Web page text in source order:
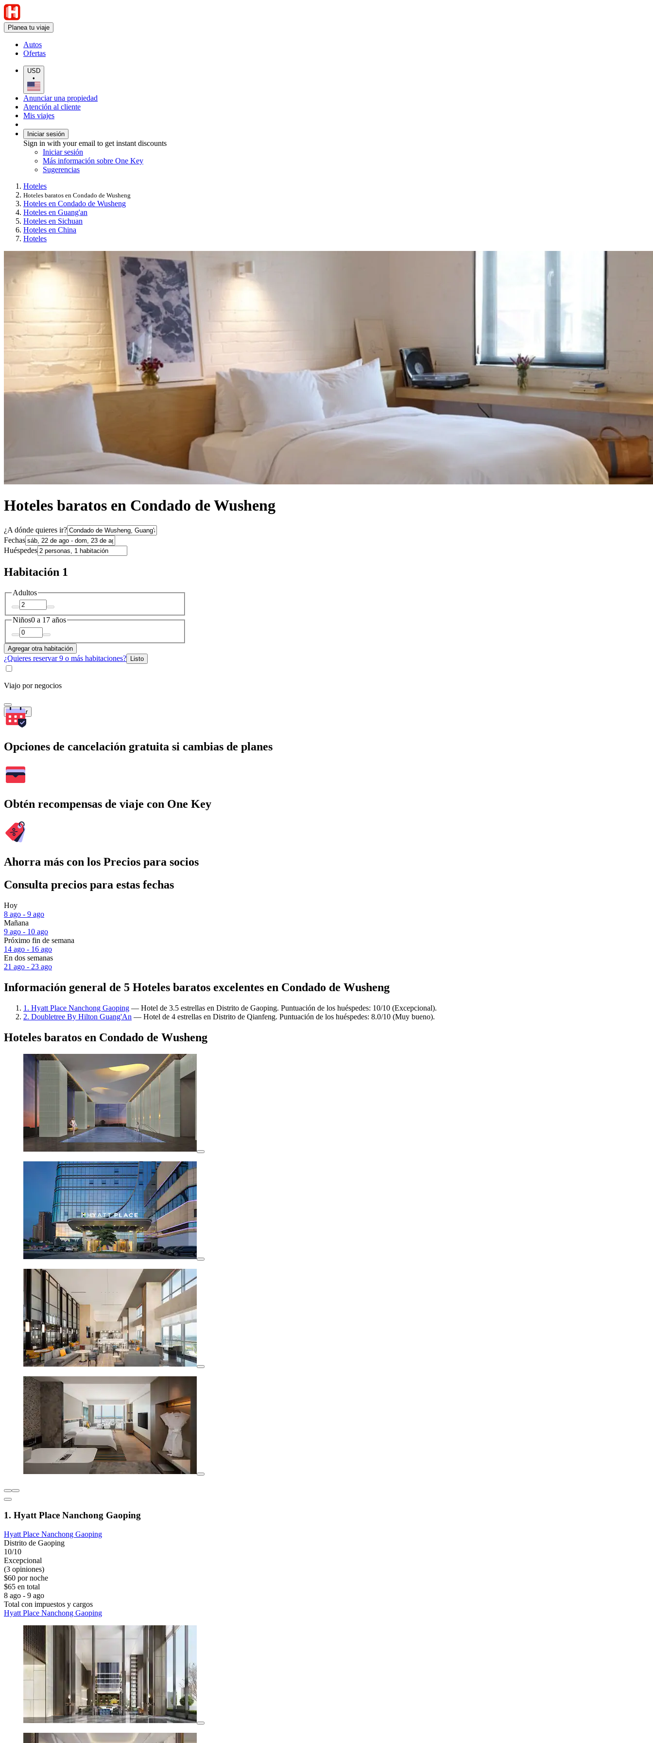
Planea tu viaje
Autos
Ofertas
USD
•
Anunciar una propiedad
Atención al cliente
Mis viajes
Iniciar sesión
Sign in with your email to get instant discounts
Iniciar sesión
Más información sobre One Key
Sugerencias
Hoteles
Hoteles baratos en Condado de Wusheng
Hoteles en Condado de Wusheng
Hoteles en Guang'an
Hoteles en Sichuan
Hoteles en China
Hoteles
Hoteles baratos en Condado de Wusheng
¿A dónde quieres ir?
Fechas
Huéspedes
Habitación 1
Adultos
Niños0 a 17 años
Agregar otra habitación
¿Quieres reservar 9 o más habitaciones? Listo
Viajo por negocios
Buscar
Opciones de cancelación gratuita si cambias de planes
Obtén recompensas de viaje con One Key
Ahorra más con los Precios para socios
Consulta precios para estas fechas
Hoy
8 ago - 9 ago
Mañana
9 ago - 10 ago
Próximo fin de semana
14 ago - 16 ago
En dos semanas
21 ago - 23 ago
Información general de 5 Hoteles baratos excelentes en Condado de Wusheng
1. Hyatt Place Nanchong Gaoping — Hotel de 3.5 estrellas en Distrito de Gaoping. Puntuación de los huéspedes: 10/10 (Excepcional).
2. Doubletree By Hilton Guang'An — Hotel de 4 estrellas en Distrito de Qianfeng. Puntuación de los huéspedes: 8.0/10 (Muy bueno).
Hoteles baratos en Condado de Wusheng
1. Hyatt Place Nanchong Gaoping
Hyatt Place Nanchong Gaoping
Distrito de Gaoping
10/10
Excepcional
(3 opiniones)
$60 por noche
$65 en total
8 ago - 9 ago
Total con impuestos y cargos
Hyatt Place Nanchong Gaoping